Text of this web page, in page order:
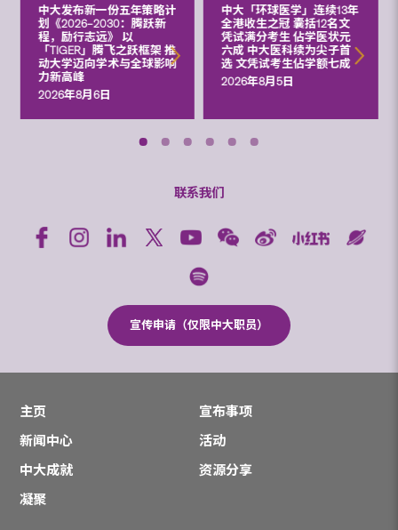
中大发布新一份五年策略计
划《2026‒2030：腾跃新
程，励行志远》 以
「TIGER」腾飞之跃框架 推
动大学迈向学术与全球影响
力新高峰
2026年8月6日
中大「环球医学」连续13年
全港收生之冠 囊括12名文
凭试满分考生 佔学医状元
六成 中大医科续为尖子首
选 文凭试考生佔学额七成
2026年8月5日
联系我们
宣传申请（仅限中大职员）
主页
宣布事项
新闻中心
活动
中大成就
资源分享
凝聚